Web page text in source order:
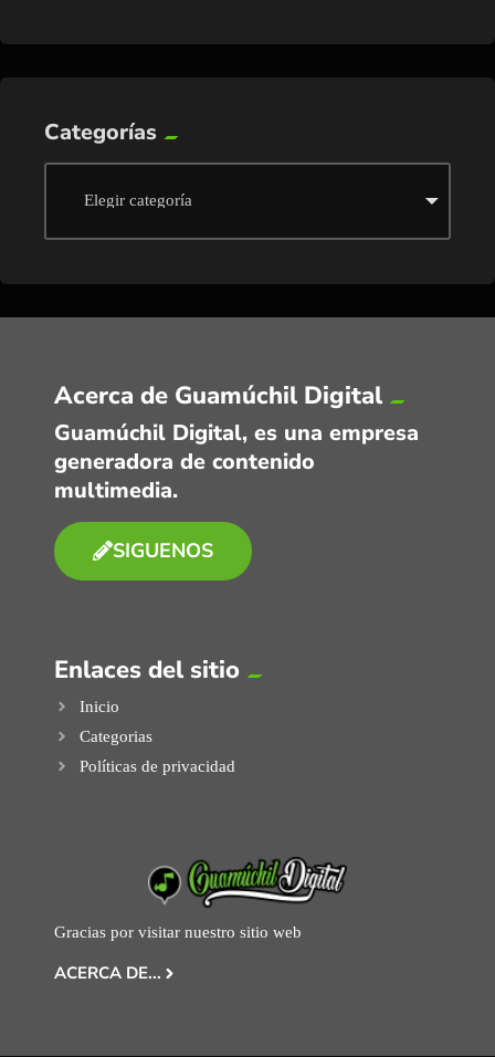
Categorías
Acerca de Guamúchil Digital
Guamúchil Digital, es una empresa
generadora de contenido
multimedia.
SIGUENOS
Enlaces del sitio
Inicio
Categorias
Políticas de privacidad
Gracias por visitar nuestro sitio web
ACERCA DE...